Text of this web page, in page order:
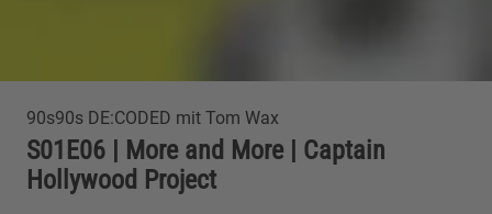
90s90s DE:CODED mit Tom Wax
S01E06 | More and More | Captain
Hollywood Project